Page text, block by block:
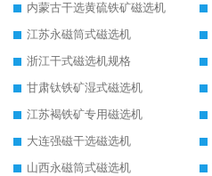
内蒙古干选黄硫铁矿磁选机
江苏永磁筒式磁选机
浙江干式磁选机规格
甘肃钛铁矿湿式磁选机
江苏褐铁矿专用磁选机
大连强磁干选磁选机
山西永磁筒式磁选机